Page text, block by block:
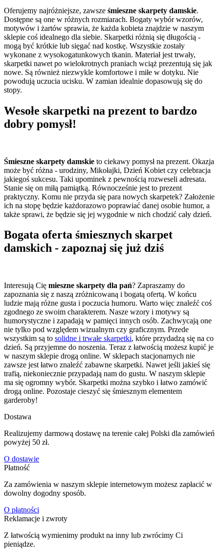
Oferujemy najróżniejsze, zawsze śmieszne skarpety damskie.
Dostępne są one w różnych rozmiarach. Bogaty wybór wzorów,
motywów i żartów sprawia, że każda kobieta znajdzie w naszym
sklepie coś idealnego dla siebie. Skarpetki różnią się długością -
mogą być krótkie lub sięgać nad kostkę. Wszystkie zostały
wykonane z wysokogatunkowych tkanin. Materiał jest trwały,
skarpetki nawet po wielokrotnych praniach wciąż prezentują się jak
nowe. Są również niezwykle komfortowe i miłe w dotyku. Nie
powodują uczucia ucisku. W zamian idealnie dopasowują się do
stopy.
Wesołe skarpetki na prezent to bardzo
dobry pomysł!
Śmieszne skarpety damskie to ciekawy pomysł na prezent. Okazja
może być różna - urodziny, Mikołajki, Dzień Kobiet czy celebracja
jakiegoś sukcesu. Taki upominek z pewnością rozweseli adresata.
Stanie się on miłą pamiątką. Równocześnie jest to prezent
praktyczny. Komu nie przyda się para nowych skarpetek? Założenie
ich na stopę będzie każdorazowo poprawiać danej osobie humor, a
także sprawi, że będzie się jej wygodnie w nich chodzić cały dzień.
Bogata oferta śmiesznych skarpet
damskich - zapoznaj się już dziś
Interesują Cię mieszne skarpety dla pań? Zapraszamy do
zapoznania się z naszą zróżnicowaną i bogatą ofertą. W końcu
ludzie mają różne gusta i poczucia humoru. Warto więc znaleźć coś
zgodnego ze swoim charakterem. Nasze wzory i motywy są
humorystyczne i zapadają w pamięci innych osób. Zachwycają one
nie tylko pod względem wizualnym czy graficznym. Przede
wszystkim są to solidne i trwałe skarpetki, które przydadzą się na co
dzień. Są przyjemne do noszenia. Teraz z łatwością możesz kupić je
w naszym sklepie drogą online. W sklepach stacjonarnych nie
zawsze jest łatwo znaleźć zabawne skarpetki. Nawet jeśli jakieś się
trafią, niekoniecznie przypadają nam do gustu. W naszym sklepie
ma się ogromny wybór. Skarpetki można szybko i łatwo zamówić
drogą online. Pozostaje cieszyć się śmiesznym elementem
garderoby!
Dostawa
Realizujemy darmową dostawę na terenie całej Polski dla zamówień
powyżej 50 zł.
O dostawie
Płatność
Za zamówienia w naszym sklepie internetowym możesz zapłacić w
dowolny dogodny sposób.
O płatności
Reklamacje i zwroty
Z łatwością wymienimy produkt na inny lub zwrócimy Ci
pieniądze.